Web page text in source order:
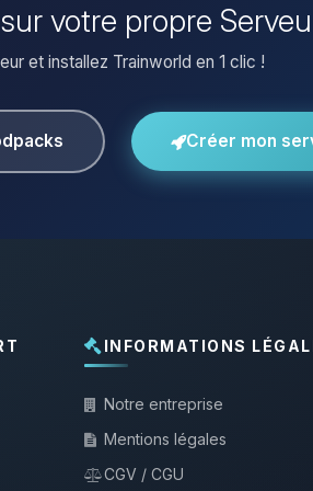
votre propre
et installez Trainworld en 1 clic !
Créer mon
INFORMATIONS
Notre entreprise
Mentions légales
CGV / CGU